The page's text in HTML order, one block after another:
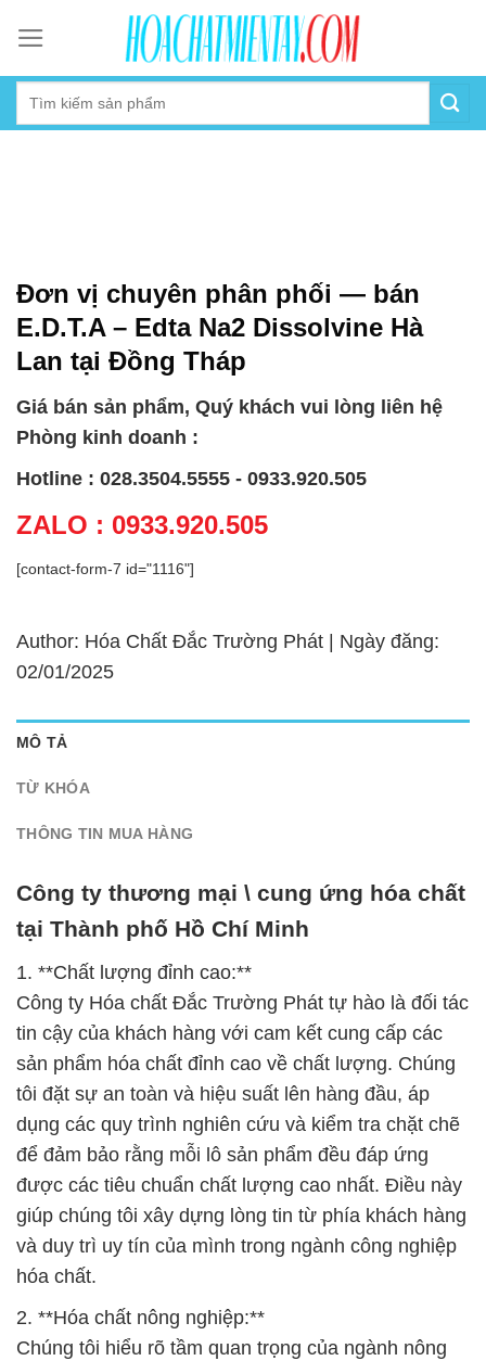
content
Đơn vị chuyên phân phối — bán
E.D.T.A – Edta Na2 Dissolvine Hà
Lan tại Đồng Tháp
Giá bán sản phẩm, Quý khách vui lòng liên hệ
Phòng kinh doanh :
Hotline : 028.3504.5555 - 0933.920.505
ZALO : 0933.920.505
[contact-form-7 id="1116"]
Author: Hóa Chất Đắc Trường Phát | Ngày đăng:
02/01/2025
MÔ TẢ
TỪ KHÓA
THÔNG TIN MUA HÀNG
Công ty thương mại \ cung ứng hóa chất
tại Thành phố Hồ Chí Minh
1. **Chất lượng đỉnh cao:**
Công ty Hóa chất Đắc Trường Phát tự hào là đối tác
tin cậy của khách hàng với cam kết cung cấp các
sản phẩm hóa chất đỉnh cao về chất lượng. Chúng
tôi đặt sự an toàn và hiệu suất lên hàng đầu, áp
dụng các quy trình nghiên cứu và kiểm tra chặt chẽ
để đảm bảo rằng mỗi lô sản phẩm đều đáp ứng
được các tiêu chuẩn chất lượng cao nhất. Điều này
giúp chúng tôi xây dựng lòng tin từ phía khách hàng
và duy trì uy tín của mình trong ngành công nghiệp
hóa chất.
2. **Hóa chất nông nghiệp:**
Chúng tôi hiểu rõ tầm quan trọng của ngành nông